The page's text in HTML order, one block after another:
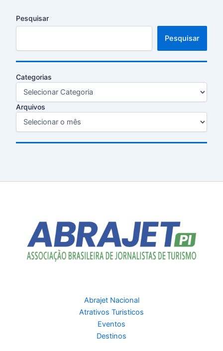
Pesquisar
Pesquisar
Categorias
Arquivos
Abrajet Nacional
Atrativos Turisticos
Eventos
Destinos